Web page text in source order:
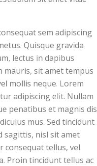
sem adipiscing
Quisque gravida
lectus in dapibus
mauris, sit amet tempus
mollis neque. Lorem
adipiscing elit. Nullam
penatibus et magnis dis
mus. Sed tincidunt
sagittis, nisl sit amet
consequat tellus, vel
Proin tincidunt tellus ac